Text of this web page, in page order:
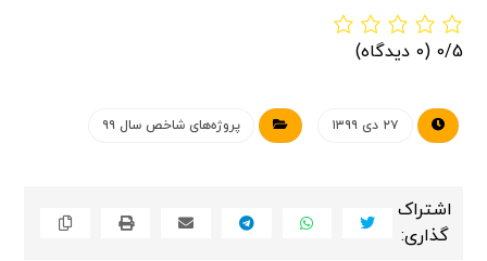
0/5 (0 دیدگاه)
۲۷ دی ۱۳۹۹ پروژه‌های شاخص سال ۹۹